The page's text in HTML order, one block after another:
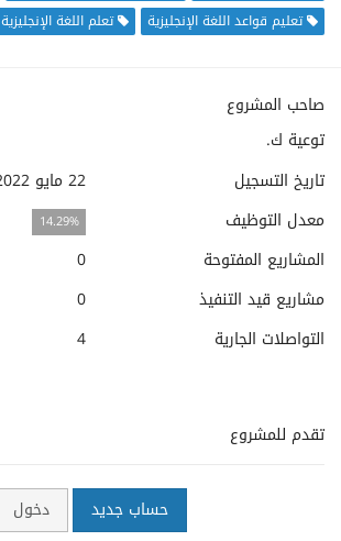
تعليم قواعد اللغة الإنجليزية
تعلم اللغة الإنجليزية
صاحب المشروع
توعية ك.
تاريخ التسجيل
22 مايو 2022
معدل التوظيف
14.29%
المشاريع المفتوحة
0
مشاريع قيد التنفيذ
0
التواصلات الجارية
4
تقدم للمشروع
حساب جديد دخول